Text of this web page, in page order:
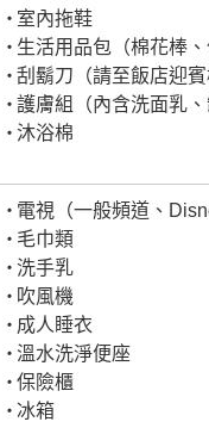
室內拖鞋
生活用品包（棉花棒、
刮鬍刀（請至飯店迎賓
護膚組（內含洗面乳
沐浴棉
電視（一般頻道、
毛巾類
洗手乳
吹風機
成人睡衣
溫水洗淨便座
保險櫃
冰箱